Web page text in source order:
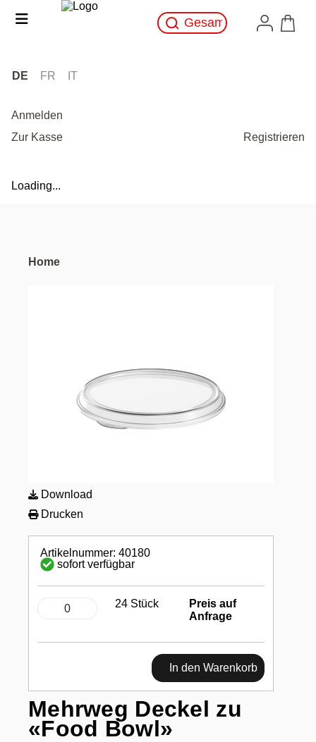
DE FR IT
Anmelden
Zur Kasse
Registrieren
Loading...
Home
Download
Drucken
Mehrweg Deckel zu
«Food Bowl»
Artikelnummer: 40180
sofort verfügbar
24 Stück
Preis auf
Anfrage
In den Warenkorb